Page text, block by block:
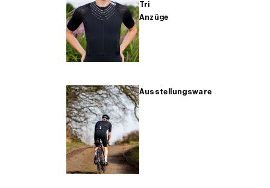
Tri
Anzüge
Ausstellungsware